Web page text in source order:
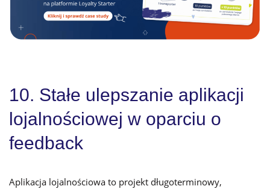
10. Stałe ulepszanie aplikacji
lojalnościowej w oparciu o
feedback
Aplikacja lojalnościowa to projekt długoterminowy,